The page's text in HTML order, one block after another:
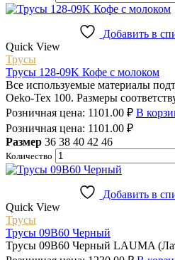
Добавить в
Quick View
Трусы
Трусы 128-09K Кофе с молоком
Все используемые материалы
Oeko-Tex 100. Размеры
Розничная цена: 1101.00 ₽ В
Розничная цена: 1101.00 ₽
Размер 36 38 40 42 46
Количество
Добавить в
Quick View
Трусы
Трусы 09B60 Черный
Трусы 09B60 Черный LAUMA